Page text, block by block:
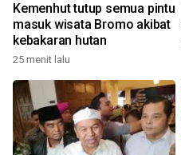
Kemenhut tutup semua pintu
masuk wisata Bromo akibat
kebakaran hutan
25 menit lalu